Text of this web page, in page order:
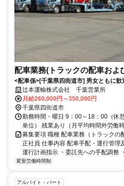
配車業務(トラックの配車およ
<配車係>[千葉県四街道市] 男女ともに
職を目指す方も歓迎！
辻本運輸株式会社 千葉営業所
月給260,000円～350,000円
千葉県四街道市
勤務時間・曜日 9：00～18：00（休
単位） 残業あり（月平均時間外労働
募集要項 職種 配車業務（トラックの
正社員 仕事内容 配車手配・運行管理
運行計画指示 ・委託先への手配調整
変形労働時間制
アルバイト・パート